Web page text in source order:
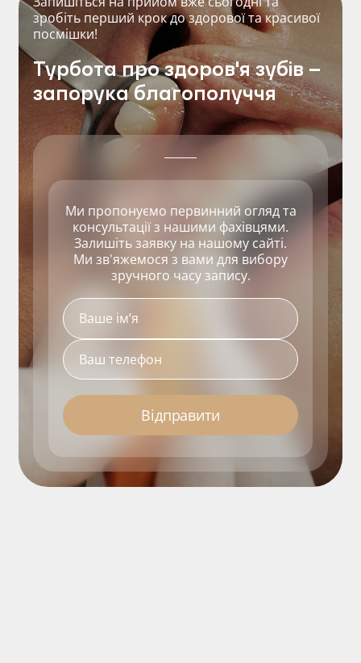
зробіть перший крок до здорової та красивої
посмішки!
Турбота про здоров'я зубів –
запорука благополуччя
Ми пропонуємо первинний огляд та
консультації з нашими фахівцями.
Залишіть заявку на нашому сайті.
Ми зв'яжемося з вами для вибору
зручного часу запису.
Відправити